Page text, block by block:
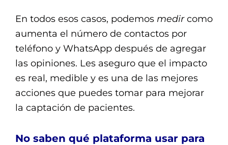
En todos esos casos, podemos medircomo
aumenta el número de contactos por
teléfono y WhatsApp después de agregar
las opiniones. Les aseguro que el impacto
es real, medible y es una de las mejores
acciones que puedes tomar para mejorar
la captación de pacientes.
No saben qué plataforma usar para